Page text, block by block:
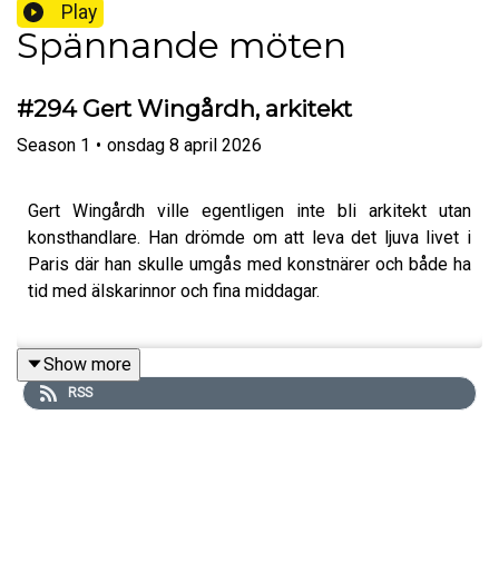
Play
Spännande möten
#294 Gert Wingårdh, arkitekt
Season 1 • onsdag 8 april 2026
Gert Wingårdh ville egentligen inte bli arkitekt utan
konsthandlare. Han drömde om att leva det ljuva livet i
Paris där han skulle umgås med konstnärer och både ha
tid med älskarinnor och fina middagar.
Själv kommer han från en av Göteborgs rikaste familjer
utan att få något gratis, inte ens en borgen när familjen
Show more
RSS